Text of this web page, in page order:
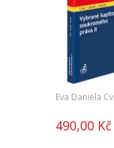
Eva Daniela
490,00 Kč